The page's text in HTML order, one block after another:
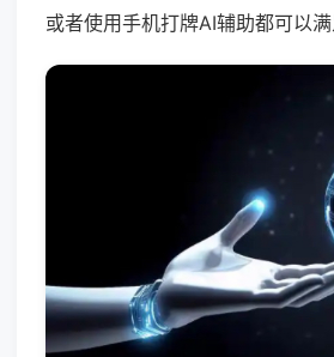
或者使用手机打牌AI辅助都可以满